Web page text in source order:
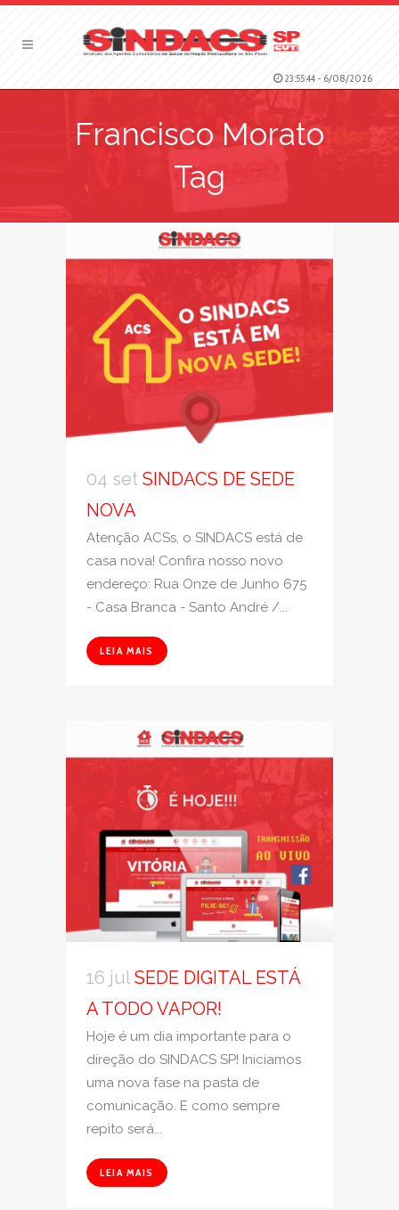
23:55:45 - 6/08/2026
Francisco Morato
Tag
04 set SINDACS DE SEDE
NOVA
Atenção ACSs, o SINDACS está de
casa nova! Confira nosso novo
endereço: Rua Onze de Junho 675
- Casa Branca - Santo André /...
LEIA MAIS
16 jul SEDE DIGITAL ESTÁ
A TODO VAPOR!
Hoje é um dia importante para o
direção do SINDACS SP! Iniciamos
uma nova fase na pasta de
comunicação. E como sempre
repito será...
LEIA MAIS